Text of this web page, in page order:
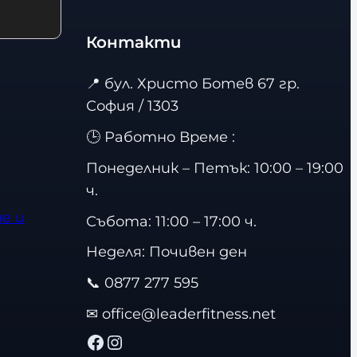
и
Контакти
📍 бул. Христо Ботев 67 гр.
София / 1303
🕒 Работно Време :
Понеделник – Петък: 10:00 – 19:00
ч.
Събота: 11:00 – 17:00 ч.
Неделя: Почивен ден
📞 0877 277 595
✉ office@leaderfitness.net
Facebook Instagram